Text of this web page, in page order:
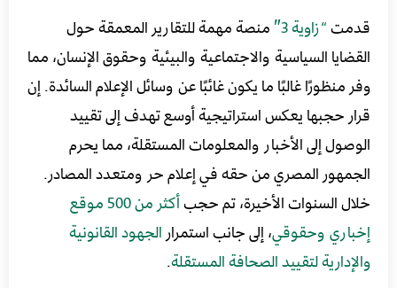
قدمت“زاوية
منصة مهمة للتقارير المعمقة حول
القضايا السياسية والاجتماعية والبيئية وحقوق الإنسان، مما
وفر منظورًا غالبًا ما يكون غائبًا عن وسائل الإعلام السائدة. إن
قرار حجبها يعكس استراتيجية أوسع تهدف إلى تقييد
الوصول إلى الأخبار والمعلومات المستقلة، مما يحرم
الجمهور المصري من حقه في إعلام حر ومتعدد المصادر.
خلال السنوات الأخيرة، تم حجبأكثرمن
موقع
إخباريوحقوقي، إلى جانب استمرارالجهودالقانونية
والإداريةلتقييدالصحافةالمستقلة.